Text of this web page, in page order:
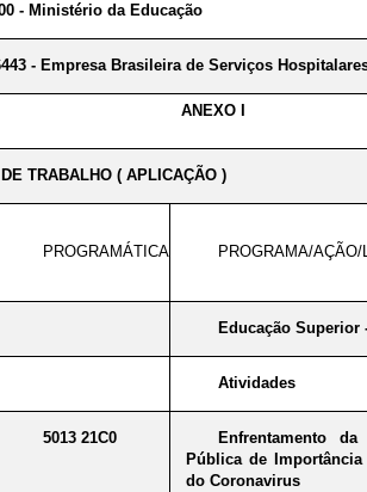
- Ministério da Educação
- Empresa Brasileira de Serviços
ANEXO I
TRABALHO ( APLICAÇÃO )
PROGRAMÁTICA PROGRAMA/
Educação Superior
Atividades
5013 21C0
Enfrentamento
Pública de
do Coronavirus